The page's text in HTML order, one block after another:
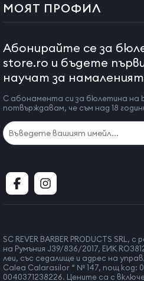
МОЯТ ПРОФИЛ
Абонирайте се за
store.ro и бъдете
научат за
С абонамента си за бюлетина на
потвърждавам, че съм над 18
SC REVER BARBER PRODUCTS SRL,
на Румъния J39/836/2017, ЕИК
леи, със седалище и адрес на
Calea Calarasilor “ № 147, пощ код:
0040371238226. Цените са с